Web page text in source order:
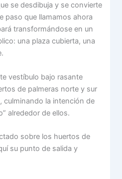
se desdibuja y se convierte
paso que llamamos ahora
transformándose en un
una plaza cubierta, una
vestíbulo bajo rasante
de palmeras norte y sur
culminando la intención de
alrededor de ellos.
sobre los huertos de
su punto de salida y